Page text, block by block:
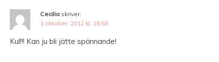
Cecilia skriver:
1 oktober, 2012 kl. 18:58
Kul!!! Kan ju bli jätte spännande!